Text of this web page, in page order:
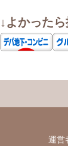
↓よかった
運営